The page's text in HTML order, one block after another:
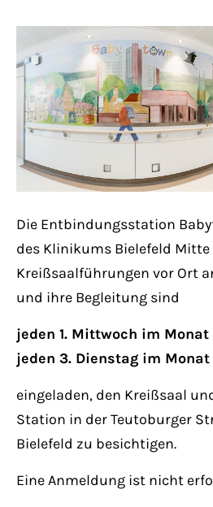
Anmelden
Register| Lost your password?
Support
24h/ 365days
We offer support for our
Get in touch
Cybersteel Inc.
376-293 City Road, Suite 600
Die Entbindungsstation
des Klinikums Bielefeld
Kreißsaalführungen vor Ort
und ihre Begleitung sind
jeden 1. Mittwoch im Monat
jeden 3. Dienstag im Monat
eingeladen, den Kreißsaal
Station in der Teutoburger
Bielefeld zu besichtigen.
Eine Anmeldung ist nicht